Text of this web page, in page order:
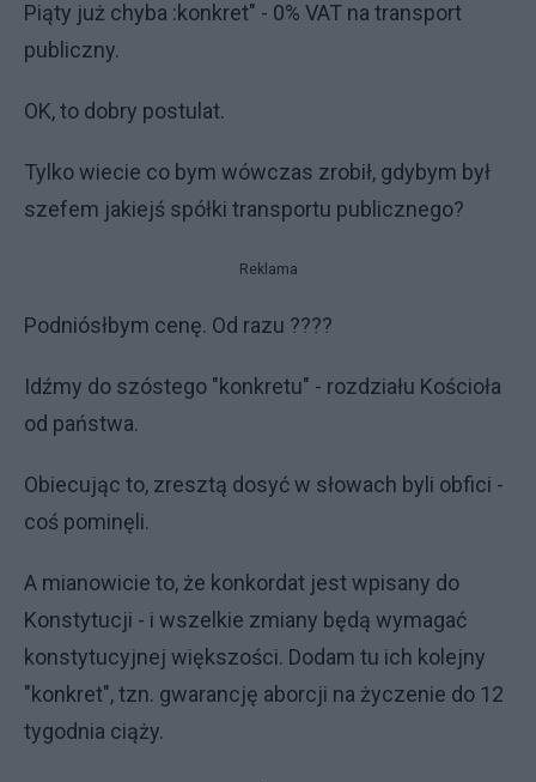
Piąty już chyba :konkret" - 0% VAT na transport
publiczny.
OK, to dobry postulat.
Tylko wiecie co bym wówczas zrobił, gdybym był
szefem jakiejś spółki transportu publicznego?
Reklama
Podniósłbym cenę. Od razu ????
Idźmy do szóstego "konkretu" - rozdziału Kościoła
od państwa.
Obiecując to, zresztą dosyć w słowach byli obfici -
coś pominęli.
A mianowicie to, że konkordat jest wpisany do
Konstytucji - i wszelkie zmiany będą wymagać
konstytucyjnej większości. Dodam tu ich kolejny
"konkret", tzn. gwarancję aborcji na życzenie do 12
tygodnia ciąży.